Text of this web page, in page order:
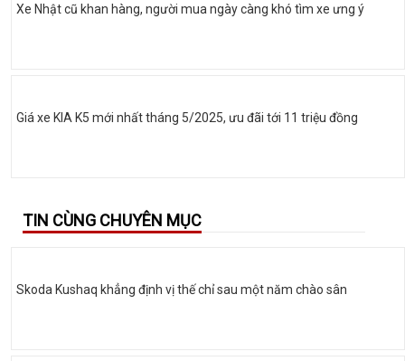
Xe Nhật cũ khan hàng, người mua ngày càng khó tìm xe ưng ý
Giá xe KIA K5 mới nhất tháng 5/2025, ưu đãi tới 11 triệu đồng
TIN CÙNG CHUYÊN MỤC
Skoda Kushaq khẳng định vị thế chỉ sau một năm chào sân